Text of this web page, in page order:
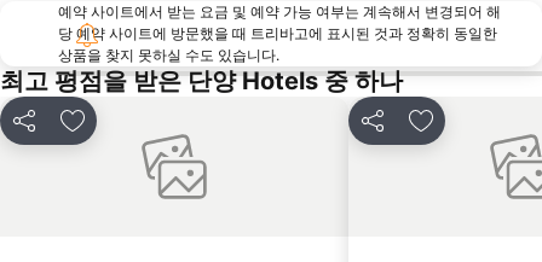
예약 사이트에서 받는 요금 및 예약 가능 여부는 계속해서 변경되어 해
당 예약 사이트에 방문했을 때 트리바고에 표시된 것과 정확히 동일한
상품을 찾지 못하실 수도 있습니다.
최고 평점을 받은 단양 Hotels 중 하나
공유 즐겨찾기에 추가 공유 즐겨찾기에